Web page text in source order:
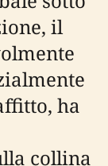
il
ha
collina